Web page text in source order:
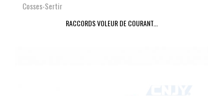
Cosses-Sertir
RACCORDS VOLEUR DE COURANT...